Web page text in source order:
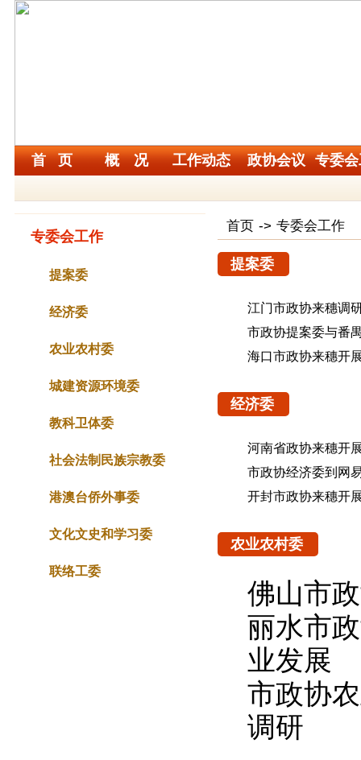
首 页 概 况 工作动态 政协会议 专委
专委会工作
提案委
经济委
农业农村委
城建资源环境委
教科卫体委
社会法制民族宗教委
港澳台侨外事委
文化文史和学习委
联络工委
首页 -> 专委会工作
提案委
江门市政协来穗调
市政协提案委与番
海口市政协来穗开
经济委
河南省政协来穗开
市政协经济委到网
开封市政协来穗开
农业农村委
佛山市
丽水市
业发展
市政协
调研